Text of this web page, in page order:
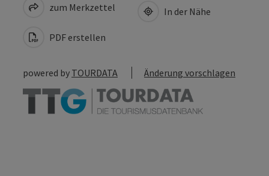
zum Merkzettel
PDF erstellen
In der Nähe
powered by TOURDATA Änderung vorschlagen